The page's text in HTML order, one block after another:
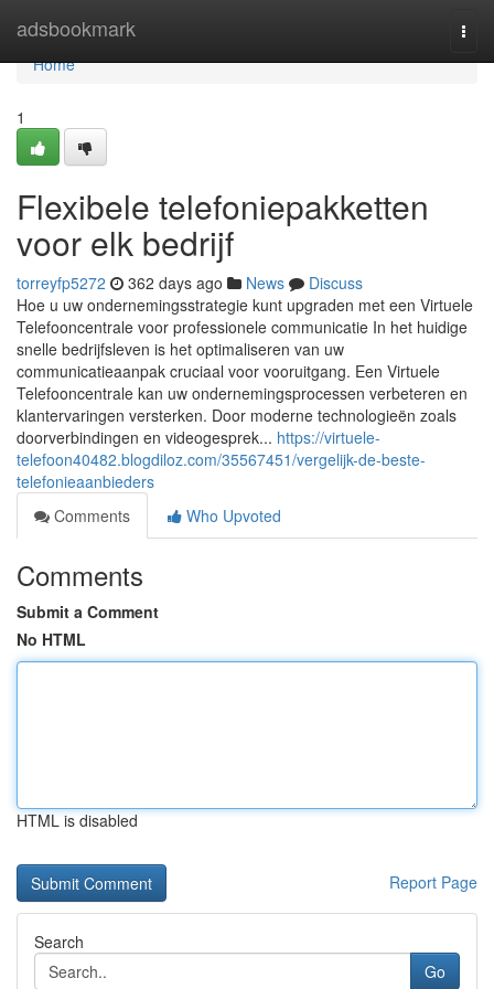
adsbookmark
Home
Home
1
Flexibele telefoniepakketten
voor elk bedrijf
torreyfp5272 362 days ago News
Discuss
Hoe u uw ondernemingsstrategie kunt upgraden met een Virtuele
Telefooncentrale voor professionele communicatie In het huidige
snelle bedrijfsleven is het optimaliseren van uw
communicatieaanpak cruciaal voor vooruitgang. Een Virtuele
Telefooncentrale kan uw ondernemingsprocessen verbeteren en
klantervaringen versterken. Door moderne technologieën zoals
doorverbindingen en videogesprek... https://virtuele-
telefoon40482.blogdiloz.com/35567451/vergelijk-de-beste-
telefonieaanbieders
Comments
Who Upvoted
Comments
Submit a Comment
No HTML
HTML is disabled
Report Page
Search
Go